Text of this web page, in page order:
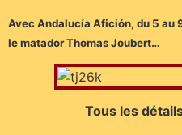
Avec Andalucía Afición, du 5 au
le matador Thomas Joubert…
Tous les